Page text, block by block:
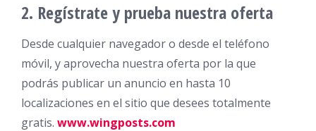
2. Regístrate y prueba nuestra oferta
Desde cualquier navegador o desde el teléfono
móvil, y aprovecha nuestra oferta por la que
podrás publicar un anuncio en hasta 10
localizaciones en el sitio que desees totalmente
gratis. www.wingposts.com